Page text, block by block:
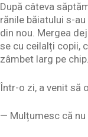
După câteva
rănile băiatului s-
din nou. Mergea
se cu ceilalți copii,
zâmbet larg pe chip.
Într-o zi, a venit să
— Mulțumesc că